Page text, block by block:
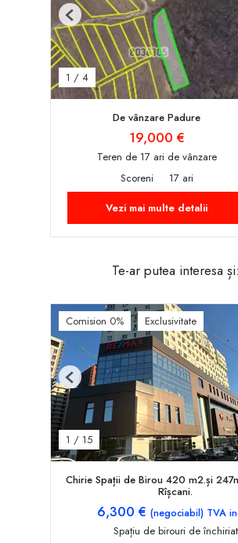
1 / 4
Previous
De vânzare Padure
19,000 €
Teren de 17 ari de vânzare
Scoreni
17 ari
Vezi mai multe detalii
Te-ar putea interesa și:
Comision 0% Exclusivitate
1 / 15
Previous
Chirie Spații de Birou 420 m2.și
Rîșcani.
6,300 € (negociabil) TVA
Spațiu de birouri de închiriat